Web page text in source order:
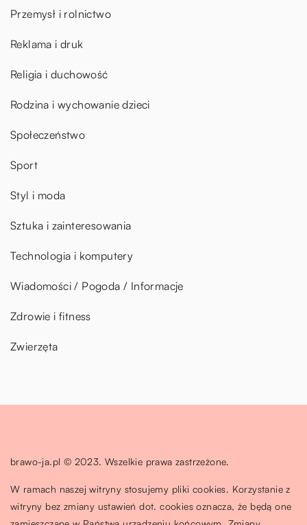
Przemysł i rolnictwo
Reklama i druk
Religia i duchowość
Rodzina i wychowanie dzieci
Społeczeństwo
Sport
Styl i moda
Sztuka i zainteresowania
Technologia i komputery
Wiadomości / Pogoda / Informacje
Zdrowie i fitness
Zwierzęta
brawo-ja.pl © 2023. Wszelkie prawa zastrzeżone.
W ramach naszej witryny stosujemy pliki cookies. Korzystanie z
witryny bez zmiany ustawień dot. cookies oznacza, że będą one